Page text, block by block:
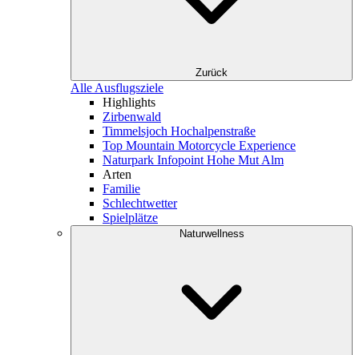
Zurück
Alle Ausflugsziele
Highlights
Zirbenwald
Timmelsjoch Hochalpenstraße
Top Mountain Motorcycle Experience
Naturpark Infopoint Hohe Mut Alm
Arten
Familie
Schlechtwetter
Spielplätze
Naturwellness